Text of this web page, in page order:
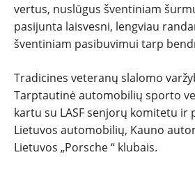
vertus, nuslūgus šventiniam
pasijunta laisvesni, lengviau
šventiniam pasibuvimui tarp
Tradicines veteranų slalomo
Tarptautinė automobilių sporto
kartu su LASF senjorų komitetu ir
Lietuvos automobilių, Kauno
Lietuvos „Porsche “ klubais.